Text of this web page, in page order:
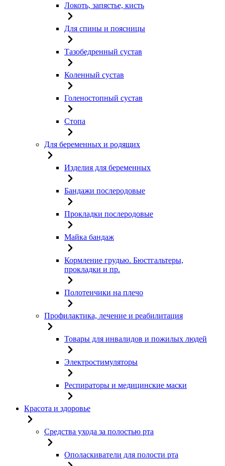
Локоть, запястье, кисть
Для спины и поясницы
Тазобедренный сустав
Коленный сустав
Голеностопный сустав
Стопа
Для беременных и родящих
Изделия для беременных
Бандажи послеродовые
Прокладки послеродовые
Майка бандаж
Кормление грудью. Бюстгальтеры,
прокладки и пр.
Полотенчики на плечо
Профилактика, лечение и реабилитация
Товары для инвалидов и пожилых людей
Электростимуляторы
Респираторы и медицинские маски
Красота и здоровье
Средства ухода за полостью рта
Ополаскиватели для полости рта